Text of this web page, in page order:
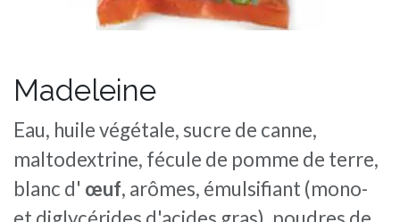
Madeleine
Eau, huile végétale, sucre de canne,
maltodextrine, fécule de pomme de terre,
blanc d' œuf, arômes, émulsifiant (mono-